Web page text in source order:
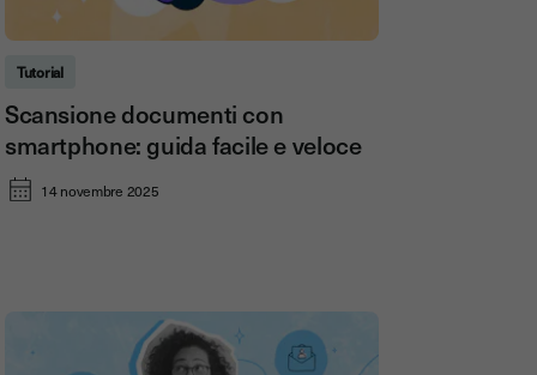
Tutorial
Scansione documenti con
smartphone: guida facile e veloce
14 novembre 2025